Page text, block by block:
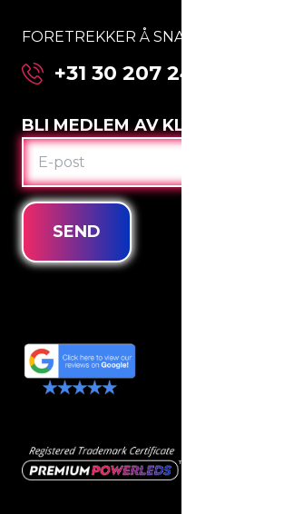
FORETREKKER Å SNAKKE MED
+31 30 207 24 67
BLI MEDLEM AV KLUBBEN
E-
POST
SEND